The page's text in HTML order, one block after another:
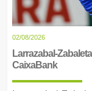
02/08/2026
Larrazabal-
CaixaBank